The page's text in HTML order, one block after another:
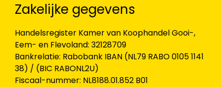
Zakelijke gegevens
Handelsregister Kamer van Koophandel Gooi-,
Eem- en Flevoland: 32128709
Bankrelatie: Rabobank IBAN (NL79 RABO 0105 1141
38) / (BIC RABONL2U)
Fiscaal-nummer: NL8188.01.852 B01